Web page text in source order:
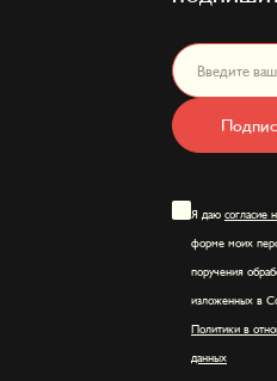
Я даю согласие
форме моих
поручения
изложенных в
Политики в
данных